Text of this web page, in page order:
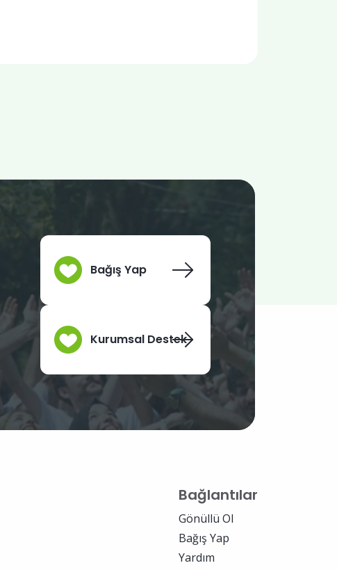
Bağış Yap
Kurumsal Destek
Bağlantılar
Gönüllü Ol
Bağış Yap
Yardım